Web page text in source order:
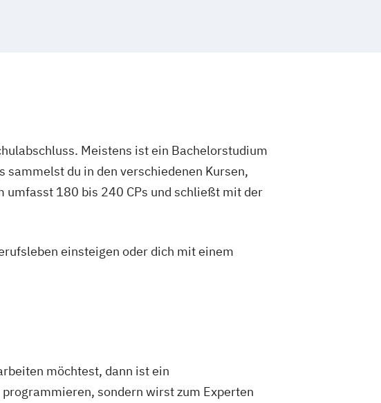
Meistens ist ein Bachelorstudium
du in den verschiedenen Kursen,
umfasst 180 bis 240 CPs und schließt mit der
einsteigen oder dich mit einem
möchtest, dann ist ein
sondern wirst zum Experten